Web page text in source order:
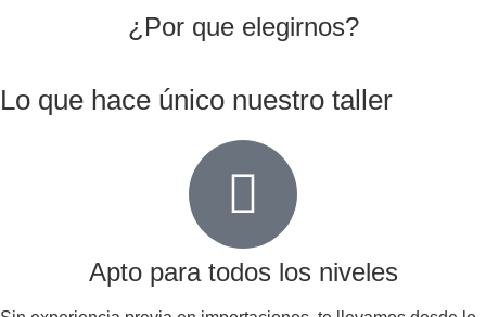
¿Por que elegirnos?
Lo que hace único nuestro taller
Apto para todos los niveles